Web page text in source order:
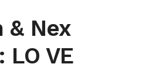
& Nex
LO VE